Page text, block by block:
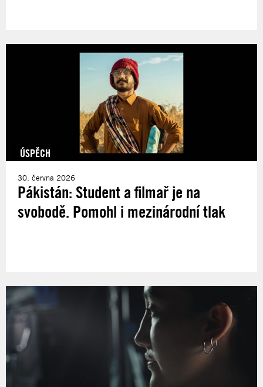
ÚSPĚCH
30. června 2026
Pákistán: Student a filmař je na
svobodě. Pomohl i mezinárodní tlak